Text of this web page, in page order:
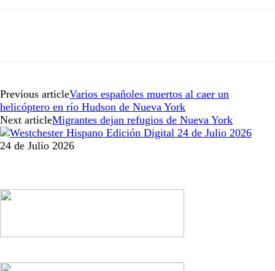
Previous articleVarios españoles muertos al caer un
helicóptero en río Hudson de Nueva York
Next articleMigrantes dejan refugios de Nueva York
24 de Julio 2026